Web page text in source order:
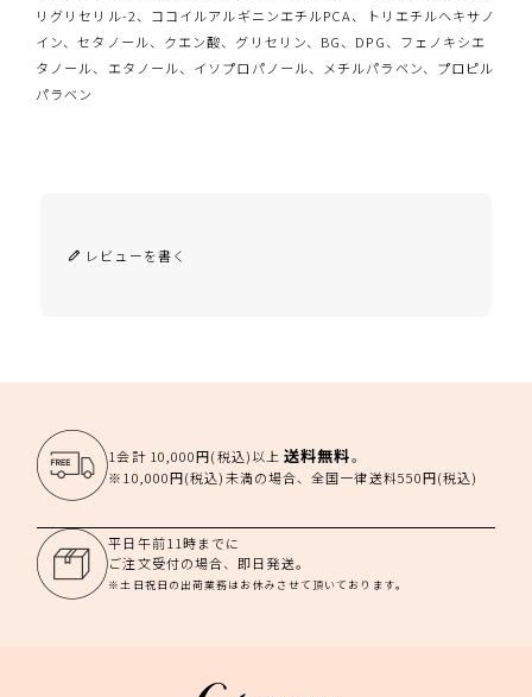
リグリセリル-2、ココイルアルギニンエチルPCA、トリエチルヘキサノ
イン、セタノール、クエン酸、グリセリン、BG、DPG、フェノキシエ
タノール、エタノール、イソプロパノール、メチルパラベン、プロピル
パラベン
レビューを書く
1会計 10,000円(税込)以上送料無料。
※10,000円(税込)未満の場合、全国一律送料550円(税込)
平日午前11時までに
ご注文受付の場合、即日発送。
※土日祝日の出荷業務はお休みさせて頂いております。